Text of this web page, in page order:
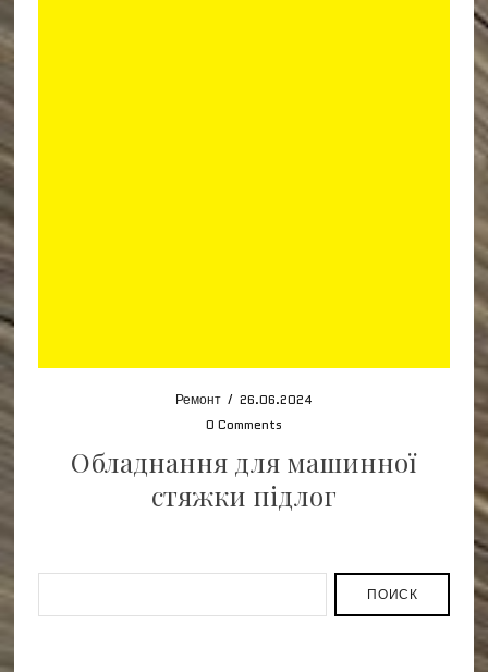
Ремонт / 26.06.2024
0 Comments
Обладнання для машинної
стяжки підлог
ПОИСК